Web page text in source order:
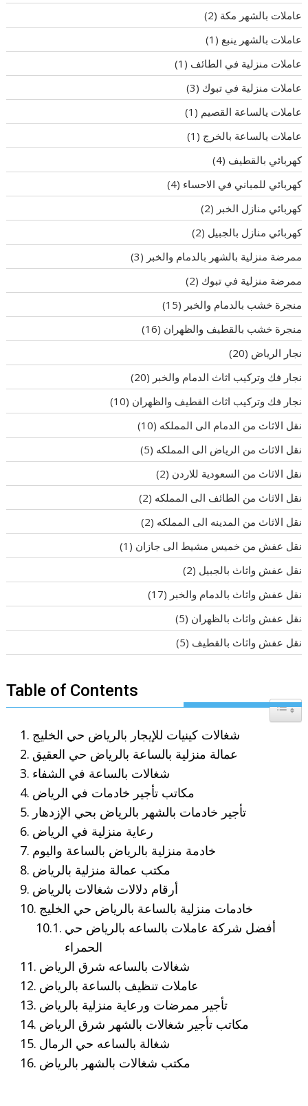
عاملات بالشهر مكة (2)
عاملات بالشهر ينبع (1)
عاملات منزلية في الطائف (1)
عاملات منزلية في تبوك (3)
عاملات يالساعة القصيم (1)
عاملات يالساعة بالخرج (1)
كهربائي بالقطيف (4)
كهربائي للمباني في الاحساء (4)
كهربائي منازل الخبر (2)
كهربائي منازل بالجبيل (2)
ممرضة منزلية بالشهر بالدمام والخبر (3)
ممرضة منزلية في تبوك (2)
منجرة خشب بالدمام والخبر (15)
منجرة خشب بالقطيف والظهران (16)
نجار الرياض (20)
نجار فك وتركيب اثاث الدمام والخبر (20)
نجار فك وتركيب اثاث القطيف والظهران (10)
نقل الاثاث من الدمام الى المملكه (10)
نقل الاثاث من الرياض الى المملكه (5)
نقل الاثاث من السعودية للاردن (2)
نقل الاثاث من الطائف الى المملكه (2)
نقل الاثاث من المدينه الى المملكه (2)
نقل عفش من خميس مشيط الى جازان (1)
نقل عفش واثاث بالجبيل (2)
نقل عفش واثاث بالدمام والخبر (17)
نقل عفش واثاث بالظهران (5)
نقل عفش واثاث بالقطيف (5)
Table of Contents
Toggle
شغالات كينيات للإيجار بالرياض حي الخليج
عمالة منزلية بالساعة بالرياض حي العقيق
شغالات بالساعة في الشفاء
مكاتب تأجير خادمات في الرياض
تأجير خادمات بالشهر بالرياض بحي الإزدهار
رعاية منزلية في الرياض
خادمة منزلية بالرياض بالساعة واليوم
مكتب عمالة منزلية بالرياض
أرقام دلالات شغالات بالرياض
خادمات منزلية بالساعة بالرياض حي الخليج
أفضل شركة عاملات بالساعه بالرياض حي
الحمراء
شغالات بالساعه شرق الرياض
عاملات تنظيف بالساعة بالرياض
تأجير ممرضات ورعاية منزلية بالرياض
مكاتب تأجير شغالات بالشهر شرق الرياض
شغالة بالساعه حي الرمال
مكتب شغالات بالشهر بالرياض